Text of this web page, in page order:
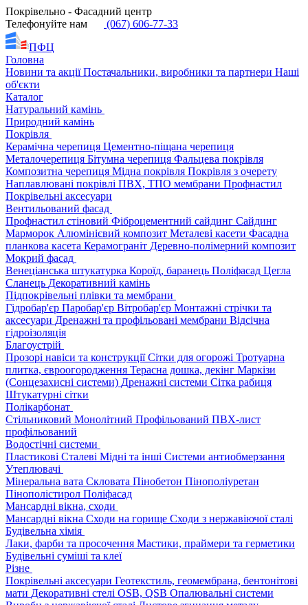
Покрівельно - Фасадний центр
Телефонуйте нам
(067) 606-77-33
ПФЦ
Головна
Новини та акціїПостачальники, виробники та партнери Наші
об'єкти
Каталог
Натуральний камінь
Природний камінь
Покрівля
Керамічна черепиця Цементно-піщана черепиця
Металочерепиця Бітумна черепиця Фальцева покрівля
Композитна черепиця Мідна покрівля Покрівля з очерету
Наплавлювані покрівлі ПВХ, ТПО мембрани Профнастил
Покрівельні аксесуари
Вентильований фасад
Профнастил стіновий Фіброцементний сайдинг Сайдинг
Марморок Алюмінієвий композит Металеві касети Фасадна
планкова касета Керамограніт Деревно-полімерний композит
Мокрий фасад
Венеціанська штукатурка Короїд, баранець Поліфасад Цегла
Сланець Декоративний камінь
Підпокрівельні плівки та мембрани
Гідробар'єр Паробар'єр Вітробар'єр Монтажні стрічки та
аксесуари Дренажні та профільовані мембрани Відсічна
гідроізоляція
Благоустрій
Прозорі навіси та конструкціїСітки для огорожі Тротуарна
плитка, євроогородження Терасна дошка, декінг Маркізи
(Сонцезахисні системи) Дренажні системи Сітка рабиця
Штукатурні сітки
Полікарбонат
Стільниковий Монолітний Профільований ПВХ-лист
профільований
Водостічні системи
Пластикові Сталеві Мідні та інші Системи антиобмерзання
Утеплювачі
Мінеральна вата Скловата Пінобетон Пінополіуретан
Пінополістирол Поліфасад
Мансардні вікна, сходи
Мансардні вікна Сходи на горище Сходи з нержавіючої сталі
Будівельна хімія
Лаки, фарби та просочення Мастики, праймери та герметики
Будівельні суміші та клеї
Різне
Покрівельні аксесуари Геотекстиль, геомембрана, бентонітові
мати Декоративні стелі OSB, QSB Опалювальні системи